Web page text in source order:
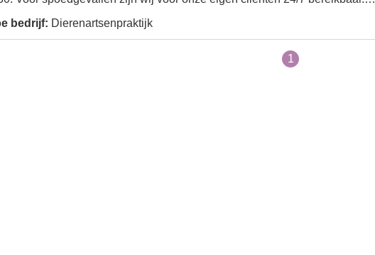
bedrijf: Dierenartsenpraktijk
1